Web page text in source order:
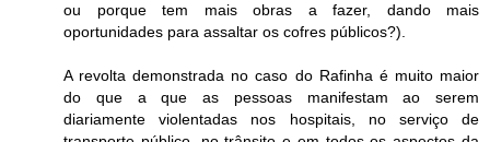
ou porque tem mais obras a fazer, dando mais
oportunidades para assaltar os cofres públicos?).
A revolta demonstrada no caso do Rafinha é muito maior
do que a que as pessoas manifestam ao serem
diariamente violentadas nos hospitais, no serviço de